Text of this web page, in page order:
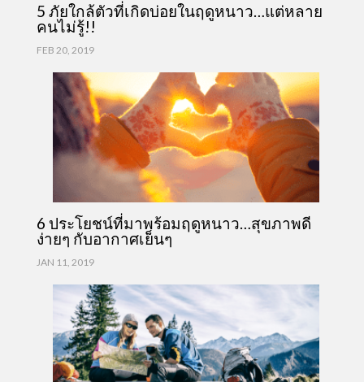
5 ภัยใกล้ตัวที่เกิดบ่อยในฤดูหนาว…แต่หลาย
คนไม่รู้!!
FEB 20, 2019
6 ประโยชน์ที่มาพร้อมฤดูหนาว…สุขภาพดี
ง่ายๆ กับอากาศเย็นๆ
JAN 11, 2019